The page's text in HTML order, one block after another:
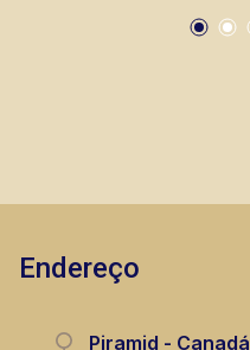
Endereço
Piramid - Canadá